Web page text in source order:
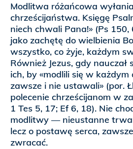
Modlitwa różańcowa
chrześcijaństwa. Księgę
niech chwali Pana!» (Ps
jako zachętę do wielbienia
wszystko, co żyje, każdym
Również Jezus, gdy
ich, by «modlili się w każdym
zawsze i nie ustawali» (por.
polecenie chrześcijanom w
1 Tes 5, 17; Ef 6, 18). Nie
modlitwy — nieustanne
lecz o postawę serca,
zwracać.